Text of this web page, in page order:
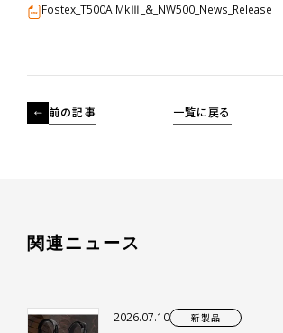
Fostex_T500A MkⅢ_&_NW500_News_Release
前の記事 一覧に戻る
関連ニュース
2026.07.10 新製品